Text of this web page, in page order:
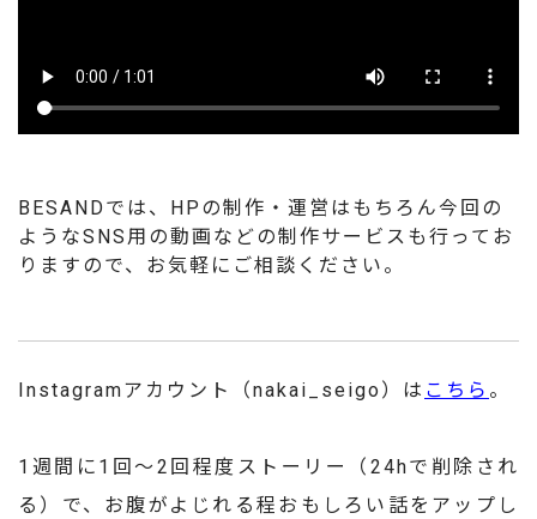
BESANDでは、HPの制作・運営はもちろん今回の
ようなSNS用の動画などの制作サービスも行ってお
りますので、お気軽にご相談ください。
Instagramアカウント（nakai_seigo）は こちら 。
1週間に1回～2回程度ストーリー（24hで削除され
る）で、お腹がよじれる程おもしろい話をアップし